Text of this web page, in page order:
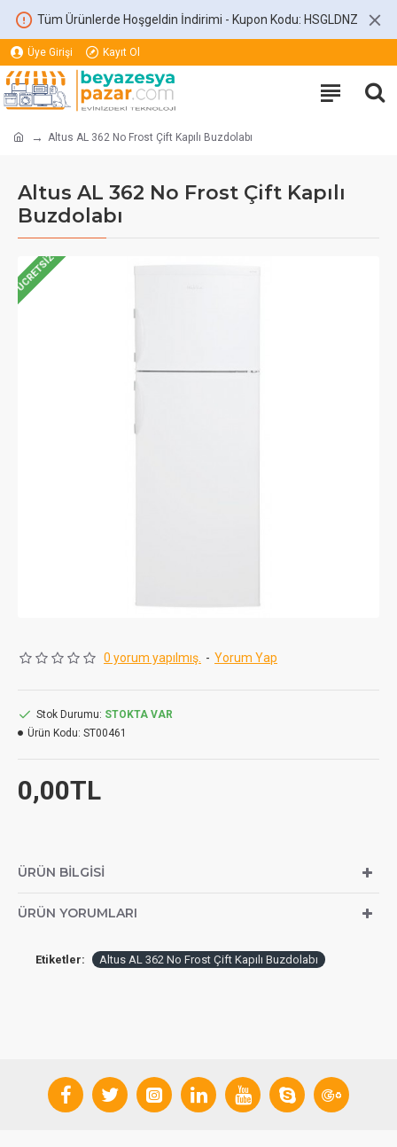
Tüm Ürünlerde Hoşgeldin İndirimi - Kupon Kodu: HSGLDNZ
Üye Girişi Kayıt Ol
Altus AL 362 No Frost Çift Kapılı Buzdolabı
Altus AL 362 No Frost Çift Kapılı
Buzdolabı
ÜCRETSIZ
0 yorum yapılmış. - Yorum Yap
0,00TL
Stok Durumu: STOKTA VAR
Ürün Kodu: ST00461
ÜRÜN BILGISI
ÜRÜN YORUMLARI
Etiketler: Altus AL 362 No Frost Çift Kapılı Buzdolabı